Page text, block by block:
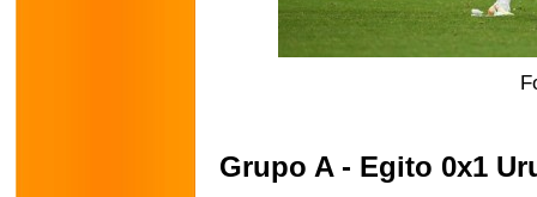
Grupo A - Egito 0x1